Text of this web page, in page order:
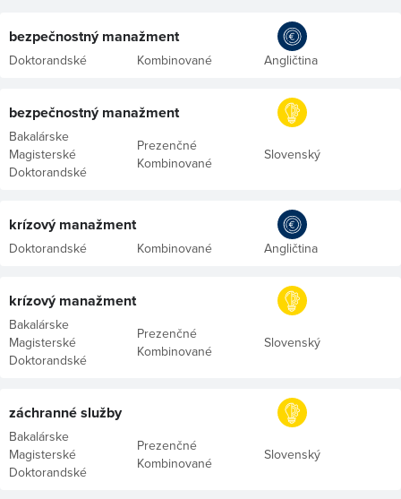
bezpečnostný manažment
Doktorandské Kombinované Angličtina
bezpečnostný manažment
Bakalárske
Magisterské
Doktorandské
Prezenčné
Kombinované
Slovenský
krízový manažment
Doktorandské Kombinované Angličtina
krízový manažment
Bakalárske
Magisterské
Doktorandské
Prezenčné
Kombinované
Slovenský
záchranné služby
Bakalárske
Magisterské
Doktorandské
Prezenčné
Kombinované
Slovenský